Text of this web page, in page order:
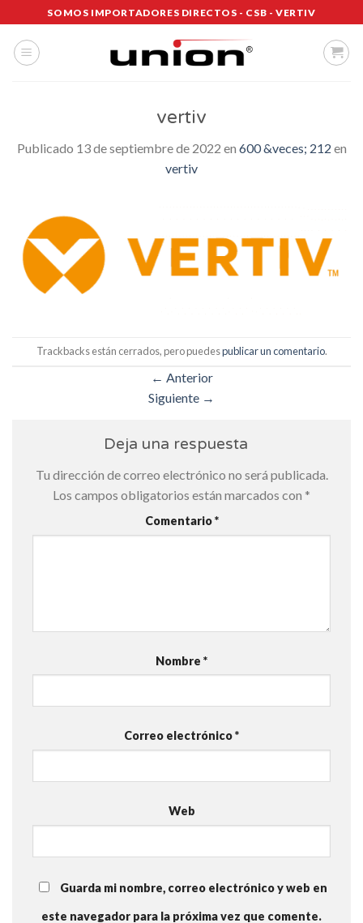
al
contenido
SOMOS IMPORTADORES DIRECTOS - CSB - VERTIV
vertiv
Publicado 13 de septiembre de 2022 en 600 &veces; 212 en
vertiv
Trackbacks están cerrados, pero puedespublicar un comentario.
← Anterior
Siguiente →
Deja una respuesta
Tu dirección de correo electrónico no será publicada.
Los campos obligatorios están marcados con *
Comentario*
Nombre *
Correo electrónico*
Web
Guarda mi nombre, correo electrónico y web en
este navegador para la próxima vez que comente.